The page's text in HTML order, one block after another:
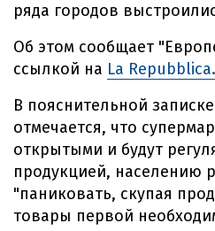
ряда городов
Об этом сообщает
ссылкой на La Repubblica.
В пояснительной
отмечается, что
открытыми и будут
продукцией, населению
"паниковать, скупая
товары первой